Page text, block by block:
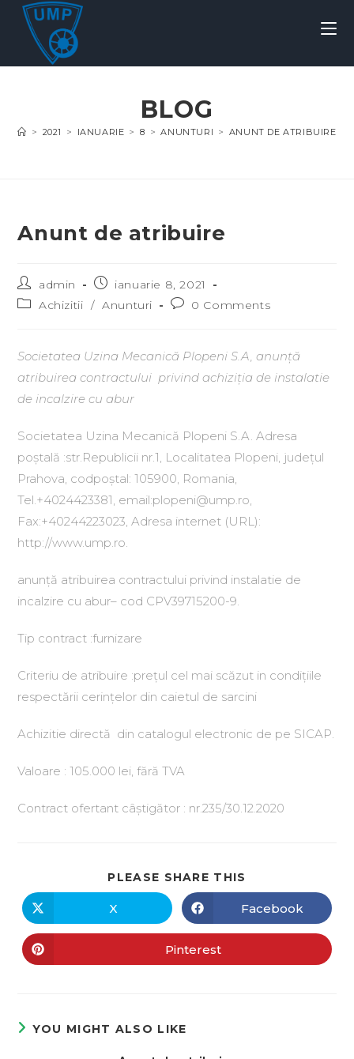
BLOG
> 2021 > IANUARIE > 8 > ANUNTURI > ANUNT DE ATRIBUIRE
Anunt de atribuire
admin
ianuarie 8, 2021
Achizitii / Anunturi 0 Comments
Societatea Uzina Mecanică Plopeni S.A, anunță
atribuirea contractului privind achiziția de instalatie
de incalzire cu abur
Societatea Uzina Mecanică Plopeni S.A. Adresa
poștală :str.Republicii nr.1, Localitatea Plopeni, județul
Prahova, codpoștal: 105900, Romania,
Tel.+4024423381, email:plopeni@ump.ro,
Fax:+40244223023, Adresa internet (URL):
http://www.ump.ro.
anunță atribuirea contractului privind instalatie de
incalzire cu abur– cod CPV39715200-9.
Tip contract :furnizare
Criteriu de atribuire :prețul cel mai scăzut in condițiile
respectării cerințelor din caietul de sarcini
Achizitie directă din catalogul electronic de pe SICAP.
Valoare : 105.000 lei, fără TVA
Contract ofertant câștigător : nr.235/30.12.2020
PLEASE SHARE THIS
X Facebook
Pinterest
YOU MIGHT ALSO LIKE